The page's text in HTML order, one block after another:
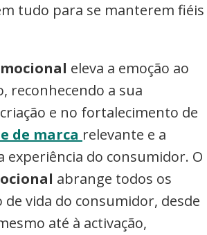
tudo para se manterem fiéis
eleva a emoção ao
reconhecendo a sua
e no fortalecimento de
de marca relevante e a
experiência do consumidor. O
abrange todos os
de vida do consumidor, desde
até à activação,